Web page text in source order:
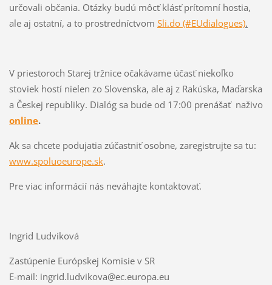
určovali občania. Otázky budú môcť klásť prítomní hostia,
ale aj ostatní, a to prostredníctvom Sli.do (#EUdialogues).
V priestoroch Starej tržnice očakávame účasť niekoľko
stoviek hostí nielen zo Slovenska, ale aj z Rakúska, Maďarska
a Českej republiky. Dialóg sa bude od 17:00 prenášať naživo
online.
Ak sa chcete podujatia zúčastniť osobne, zaregistrujte sa tu:
www.spoluoeurope.sk.
Pre viac informácií nás neváhajte kontaktovať.
Ingrid Ludviková
Zastúpenie Európskej Komisie v SR
E-mail: ingrid.ludvikova@ec.europa.eu